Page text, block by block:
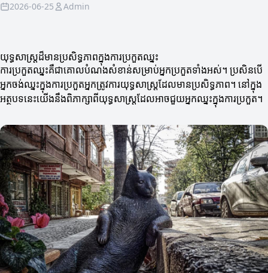
2026-06-25 Admin
យុទ្ធសាស្ត្រដ៏មានប្រសិទ្ធភាពក្នុងការប្រកួតឈ្នះ
ការប្រកួតឈ្នះគឺជាគោលបំណងសំខាន់សម្រាប់អ្នកប្រកួតទាំងអស់។ ប្រសិនបើ
អ្នកចង់ឈ្នះក្នុងការប្រកួតអ្នកត្រូវការយុទ្ធសាស្ត្រដែលមានប្រសិទ្ធភាព។ នៅក្នុង
អត្ថបទនេះយើងនឹងពិភាក្សាពីយុទ្ធសាស្ត្រដែលអាចជួយអ្នកឈ្នះក្នុងការប្រកួត។